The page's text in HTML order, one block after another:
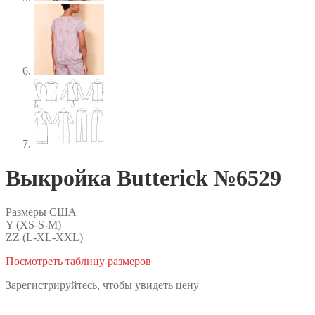
Выкройка Butterick №6529
Размеры США
Y (XS-S-M)
ZZ (L-XL-XXL)
Посмотреть таблицу размеров
Зарегистрируйтесь, чтобы увидеть цену